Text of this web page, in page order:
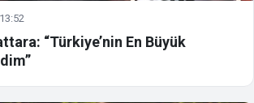
“Türkiye’nin En Büyük